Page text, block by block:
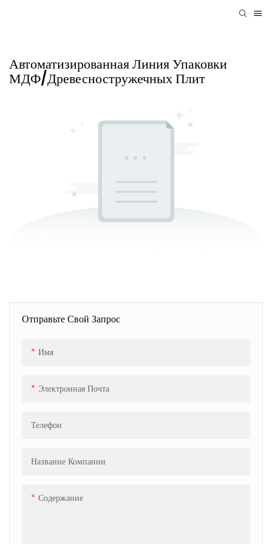
Автоматизированная Линия Упаковки
МДФ/древесностружечных Плит
Отправьте Свой Запрос
Имя
Электронная Почта
Телефон
Название Компании
Содержание